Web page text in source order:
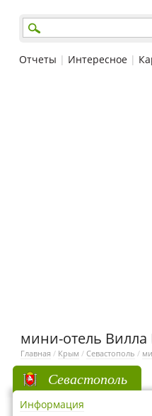
Отчеты | Интересное |
мини-отель Вилла
Главная / Крым / Севастополь /
Севастополь
Информация